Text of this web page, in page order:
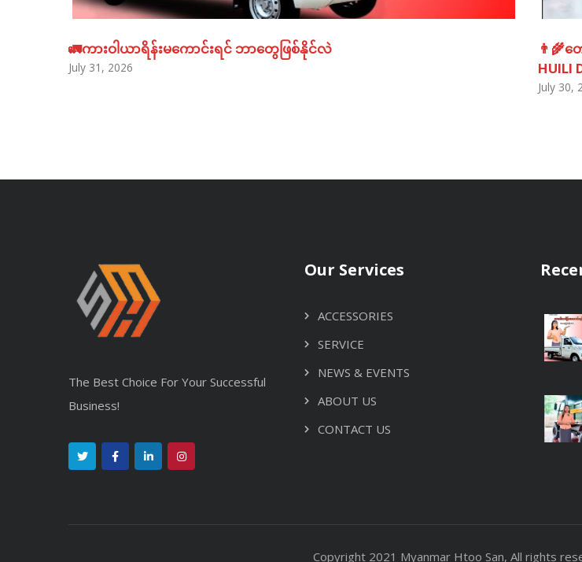
🚛ကားဝါယာရိန်းမကောင်းရင် ဘာတွေဖြစ်နိုင်လဲ
July 31, 2026
👨‍🌾
HUILI
July 30,
The Best Choice For Your Successful
Business!
Our Services
ACCESSORIES
SERVICE
NEWS & EVENTS
ABOUT US
CONTACT US
Copyright 2021 Myanmar Htoo San, All rights